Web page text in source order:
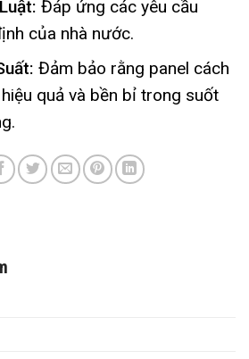
Đáp ứng các yêu cầu
của nhà nước.
Đảm bảo rằng panel cách
quả và bền bỉ trong suốt